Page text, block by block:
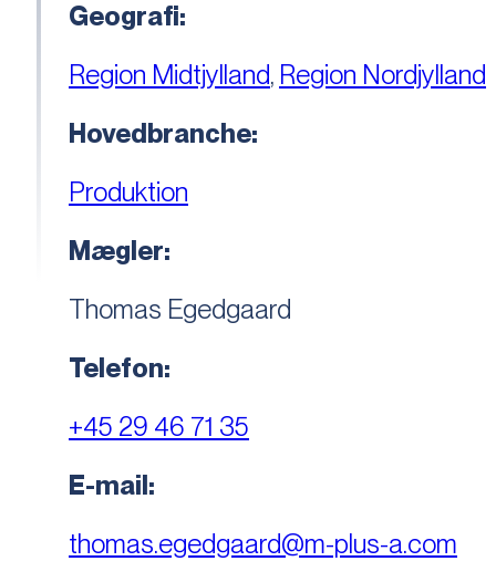
Geografi:
Region Midtjylland, Region Nordjylland
Hovedbranche:
Produktion
Mægler:
Thomas Egedgaard
Telefon:
+45 29 46 71 35
E-mail:
thomas.egedgaard@m-plus-a.com